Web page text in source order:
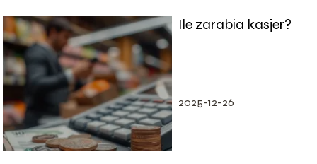
Ile zarabia kasjer?
2025-12-26